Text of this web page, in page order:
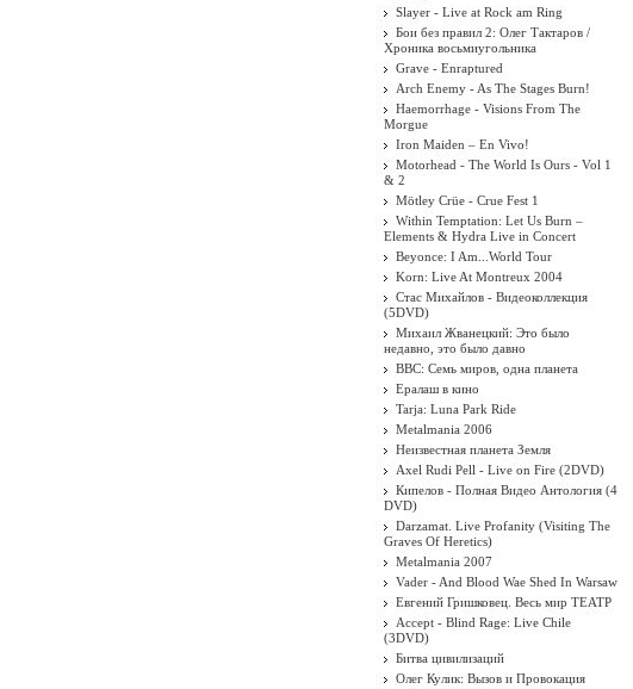
Slayer - Live at Rock am Ring
Бои без правил 2: Олег Тактаров /
Хроника восьмиугольника
Grave - Enraptured
Arch Enemy - As The Stages Burn!
Haemorrhage - Visions From The
Morgue
Iron Maiden ‎– En Vivo!
Motorhead - The World Is Ours - Vol 1
& 2
Mötley Crüe - Crue Fest 1
Within Temptation: Let Us Burn –
Elements & Hydra Live in Concert
Beyonce: I Am...World Tour
Korn: Live At Montreux 2004
Стас Михайлов - Видеоколлекция
(5DVD)
Михаил Жванецкий: Это было
недавно, это было давно
BBC: Семь миров, одна планета
Ералаш в кино
Tarja: Luna Park Ride
Metalmania 2006
Неизвестная планета Земля
Axel Rudi Pell - Live on Fire (2DVD)
Кипелов - Полная Видео Антология (4
DVD)
Darzamat. Live Profanity (Visiting The
Graves Of Heretics)
Metalmania 2007
Vader - And Blood Wae Shed In Warsaw
Евгений Гришковец. Весь мир ТЕАТР
Accept - Blind Rage: Live Chile
(3DVD)
Битва цивилизаций
Олег Кулик: Вызов и Провокация